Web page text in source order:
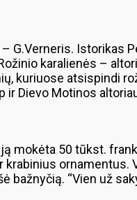
G.Verneris. Istorikas
karalienės –
kuriuose atsispindi
Dievo Motinos
mokėta 50 tūkst.
ornamentus.
bažnyčią. “Vien už